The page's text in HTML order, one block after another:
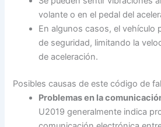
volante o en el pedal del
En algunos casos, el vehículo
de seguridad, limitando la
de aceleración.
Posibles causas de este código de
Problemas en la
U2019 generalmente indica